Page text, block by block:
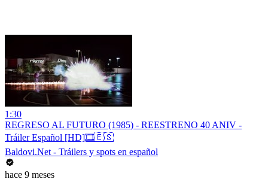
1:30
REGRESO AL FUTURO (1985) - REESTRENO 40 ANIV -
Tráiler Español [HD]🎞️🇪🇸
Baldovi.Net - Tráilers y spots en español
hace 9 meses